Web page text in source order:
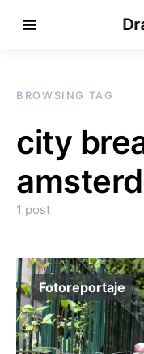
BROWSING TAG
city
1 post
Fotoreportaje